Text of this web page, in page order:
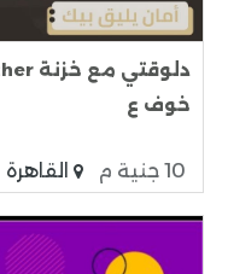
خوف ع
10 جنية م القاهرة